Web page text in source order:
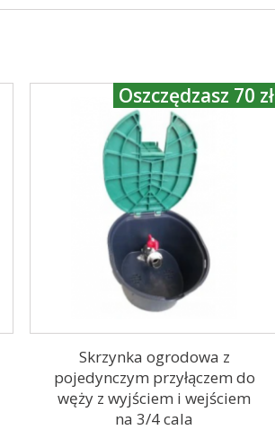
Skrzynka ogrodowa z
pojedynczym przyłączem do
węży z wyjściem i wejściem
na 3/4 cala
Oszczędzasz 70 zł